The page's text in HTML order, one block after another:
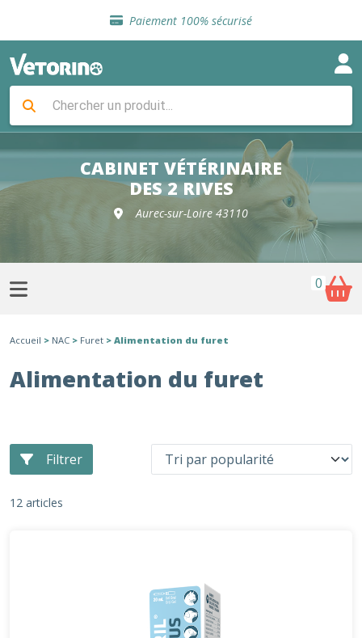
Paiement 100% sécurisé
Livraison gratuite en clinique vétérinaire
Sélection de croquettes vétérinaire
Livraison gratuite en clinique vétérinaire
Retour gratuit en clinique
Sélection de croquettes vétérinaire
CABINET VÉTÉRINAIRE
DES 2 RIVES
Aurec-sur-Loire 43110
0
Accueil > NAC > Furet > Alimentation du furet
Alimentation du furet
Filtrer
12 articles